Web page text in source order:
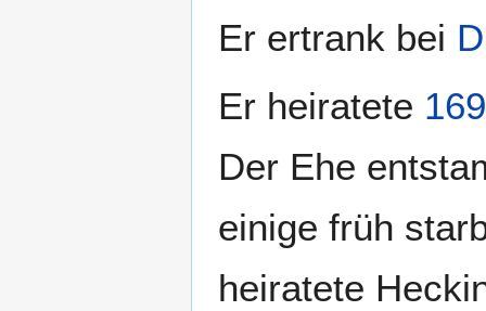
Er ertrank bei
Er heiratete
Der Ehe
einige früh
heiratete